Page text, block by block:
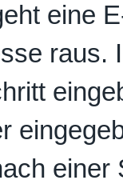
eine
raus.
einer